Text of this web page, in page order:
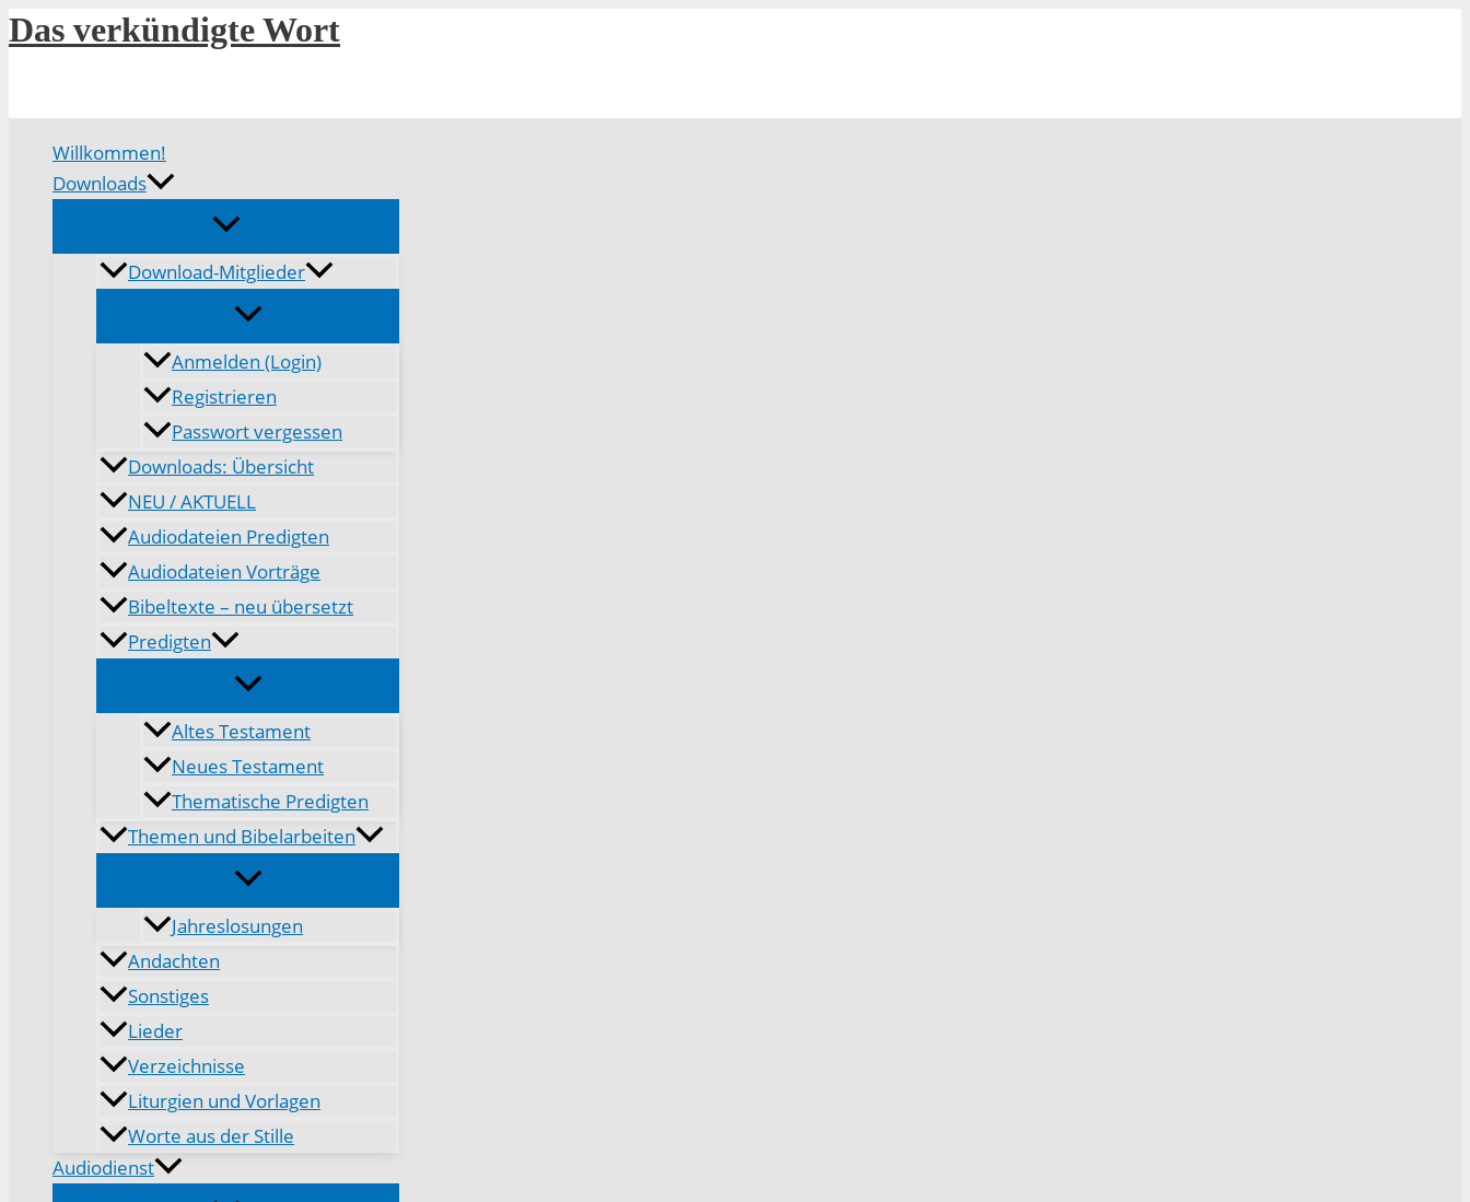
Zum
Inhalt
Das verkündigte Wort
Willkommen!
Downloads
Download-Mitglieder
Anmelden (Login)
Registrieren
Passwort vergessen
Downloads: Übersicht
NEU / AKTUELL
Audiodateien Predigten
Audiodateien Vorträge
Bibeltexte – neu übersetzt
Predigten
Altes Testament
Neues Testament
Thematische Predigten
Themen und Bibelarbeiten
Jahreslosungen
Andachten
Sonstiges
Lieder
Verzeichnisse
Liturgien und Vorlagen
Worte aus der Stille
Audiodienst